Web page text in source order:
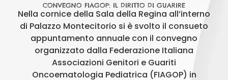
CONVEGNO FIAGOP: IL DIRITTO DI GUARIRE
Nella cornice della Sala della Regina all’interno
di Palazzo Montecitorio si è svolto il consueto
appuntamento annuale con il convegno
organizzato dalla Federazione Italiana
Associazioni Genitori e Guariti
Oncoematologia Pediatrica (FIAGOP) in